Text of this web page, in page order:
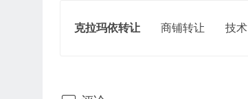
克拉玛依转让 商铺转让 技术